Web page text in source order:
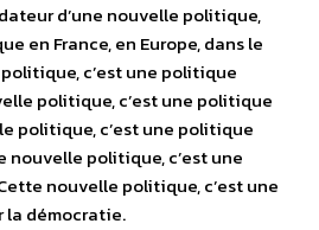
d’une nouvelle politique,
en France, en Europe, dans le
c’est une politique
politique, c’est une politique
politique, c’est une politique
nouvelle politique, c’est une
nouvelle politique, c’est une
démocratie.